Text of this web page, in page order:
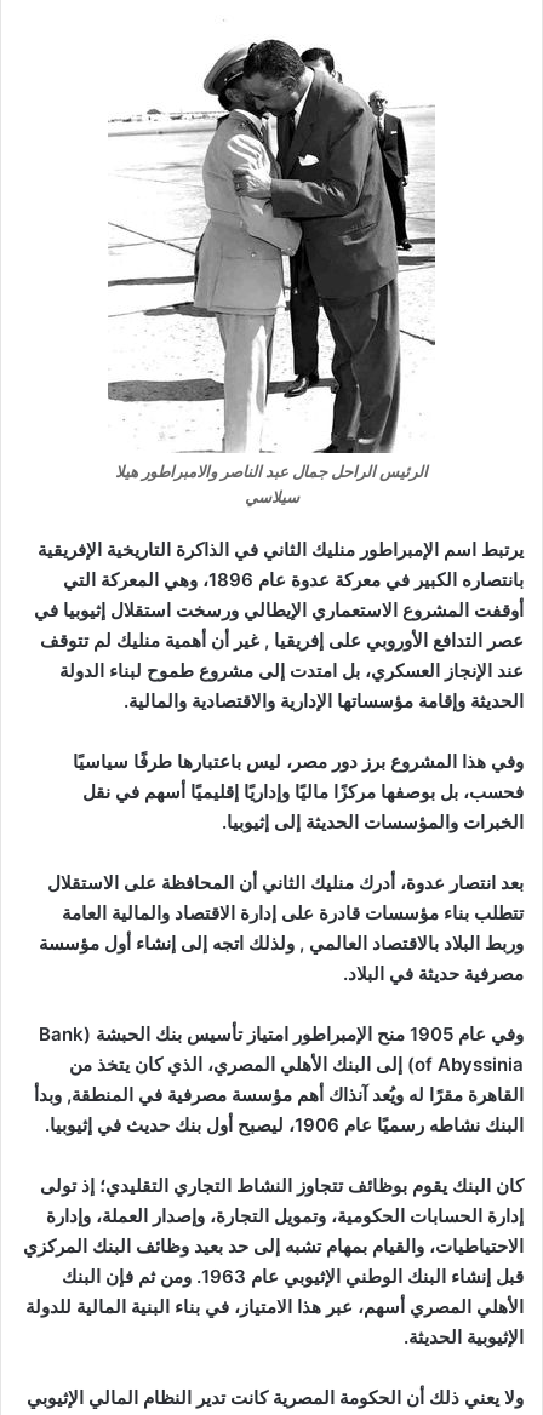
الرئيس الراحل جمال عبد الناصر والامبراطور هيلا
سيلاسي
يرتبط اسم الإمبراطور منليك الثاني في الذاكرة التاريخية الإفريقية
بانتصاره الكبير في معركة عدوة عام 1896، وهي المعركة التي
أوقفت المشروع الاستعماري الإيطالي ورسخت استقلال إثيوبيا في
عصر التدافع الأوروبي على إفريقيا , غير أن أهمية منليك لم تتوقف
عند الإنجاز العسكري، بل امتدت إلى مشروع طموح لبناء الدولة
الحديثة وإقامة مؤسساتها الإدارية والاقتصادية والمالية.
وفي هذا المشروع برز دور مصر، ليس باعتبارها طرفًا سياسيًا
فحسب، بل بوصفها مركزًا ماليًا وإداريًا إقليميًا أسهم في نقل
الخبرات والمؤسسات الحديثة إلى إثيوبيا.
بعد انتصار عدوة، أدرك منليك الثاني أن المحافظة على الاستقلال
تتطلب بناء مؤسسات قادرة على إدارة الاقتصاد والمالية العامة
وربط البلاد بالاقتصاد العالمي , ولذلك اتجه إلى إنشاء أول مؤسسة
مصرفية حديثة في البلاد.
وفي عام 1905 منح الإمبراطور امتياز تأسيس بنك الحبشة (Bank
of Abyssinia) إلى البنك الأهلي المصري، الذي كان يتخذ من
القاهرة مقرًا له ويُعد آنذاك أهم مؤسسة مصرفية في المنطقة, وبدأ
البنك نشاطه رسميًا عام 1906، ليصبح أول بنك حديث في إثيوبيا.
كان البنك يقوم بوظائف تتجاوز النشاط التجاري التقليدي؛ إذ تولى
إدارة الحسابات الحكومية، وتمويل التجارة، وإصدار العملة، وإدارة
الاحتياطيات، والقيام بمهام تشبه إلى حد بعيد وظائف البنك المركزي
قبل إنشاء البنك الوطني الإثيوبي عام 1963. ومن ثم فإن البنك
الأهلي المصري أسهم، عبر هذا الامتياز، في بناء البنية المالية للدولة
الإثيوبية الحديثة.
ولا يعني ذلك أن الحكومة المصرية كانت تدير النظام المالي الإثيوبي